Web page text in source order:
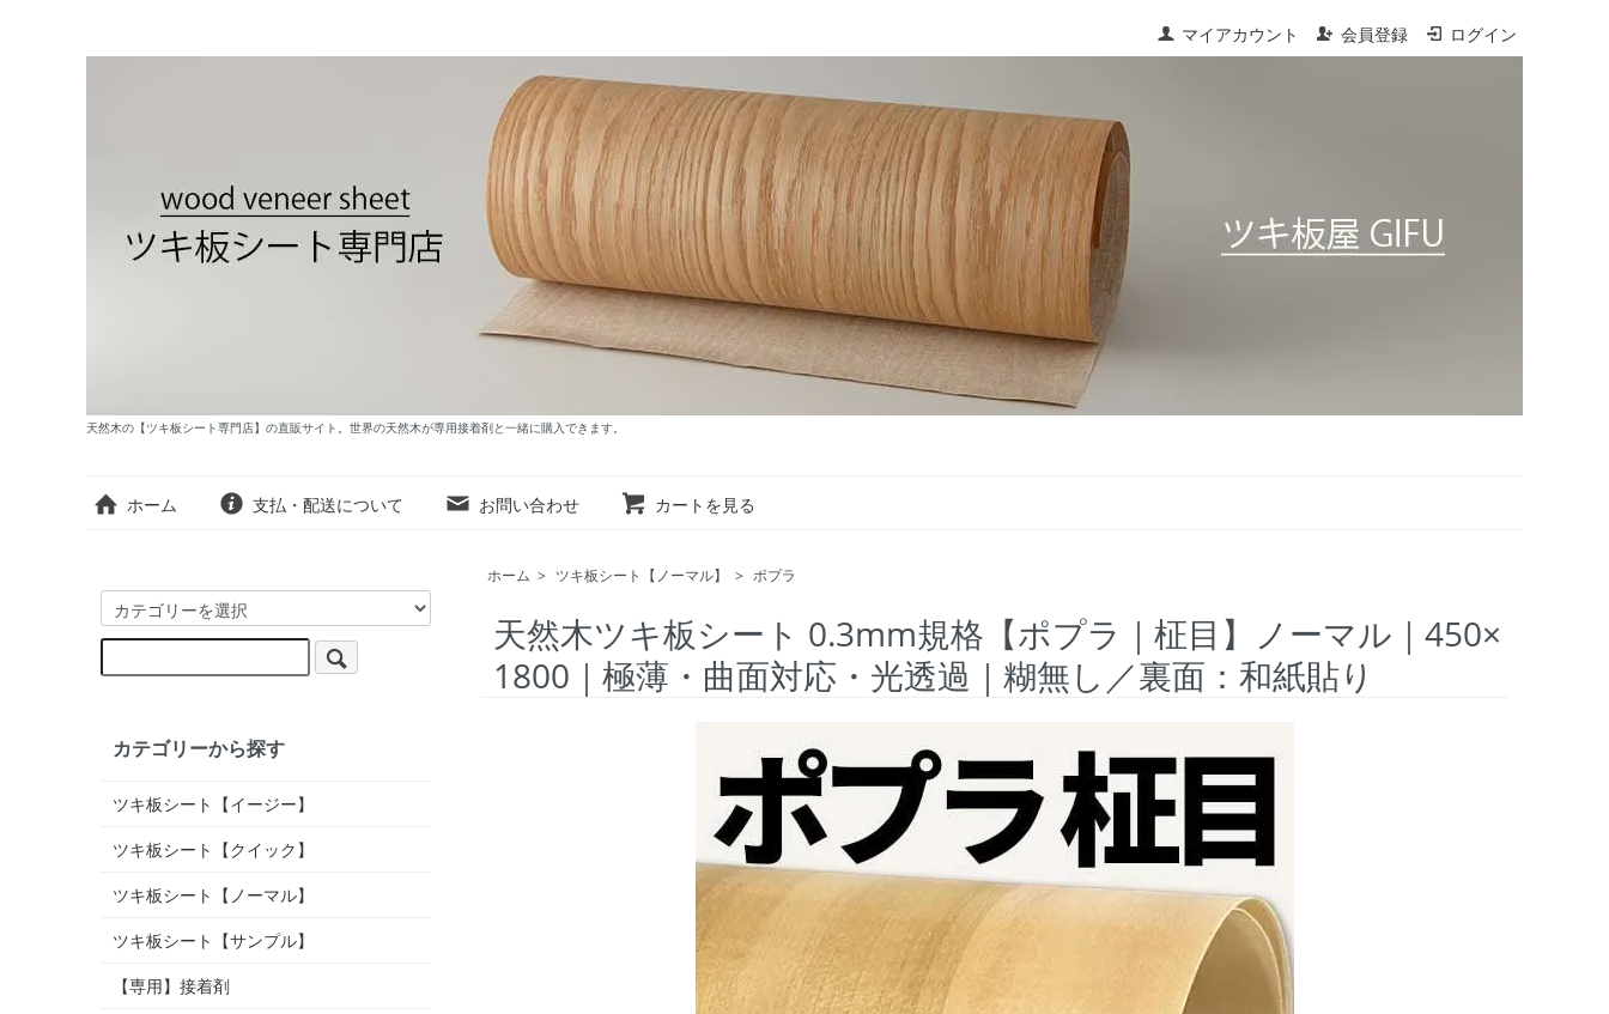
マイアカウント 会員登録 ログイン
天然木の【ツキ板シート専門店】の直販サイト。世界の天然木が専用接着剤と一緒に購入できます。
ホーム 支払・配送について お問い合わせ カートを見る
ホーム > ツキ板シート【ノーマル】 > ポプラ
天然木ツキ板シート 0.3mm規格【ポプラ｜柾目】ノーマル｜450×
1800｜極薄・曲面対応・光透過｜糊無し／裏面：和紙貼り
カテゴリーから探す
ツキ板シート【イージー】
ツキ板シート【クイック】
ツキ板シート【ノーマル】
ツキ板シート【サンプル】
【専用】接着剤